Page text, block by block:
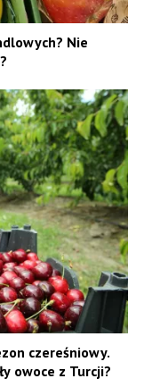
Nie
czereśniowy.
owoce z Turcji?